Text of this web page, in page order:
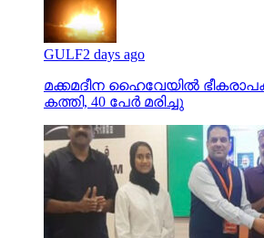
GULF2 days ago
മക്കമദീന ഹൈവേയില്‍
കത്തി, 40 പേര്‍ മരിച്ചു